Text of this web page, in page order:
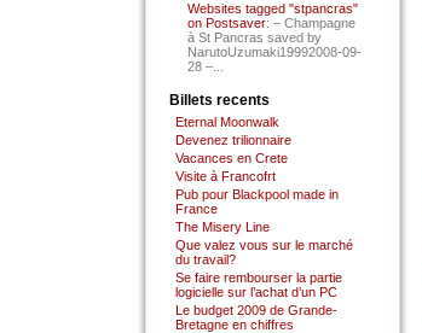
Websites tagged "stpancras"
on Postsaver: – Champagne
à St Pancras saved by
NarutoUzumaki19992008-09-
28 –...
Billets recents
Eternal Moonwalk
Devenez trilionnaire
Vacances en Crete
Visite à Francofrt
Pub pour Blackpool made in
France
The Misery Line
Que valez vous sur le marché
du travail?
Se faire rembourser la partie
logicielle sur l’achat d’un PC
Le budget 2009 de Grande-
Bretagne en chiffres